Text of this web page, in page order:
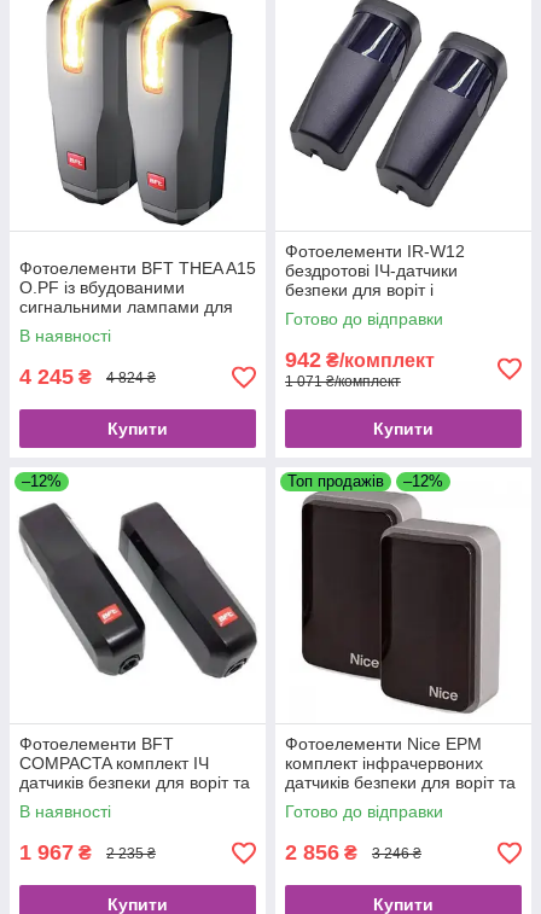
Фотоелементи BFT THEA A15
O.PF із вбудованими
сигнальними лампами для
воріт та шлагбаумів до 20м.
В наявності
4 245 ₴ 4 824 ₴
Купити
Фотоелементи IR-W12
бездротові ІЧ-датчики
безпеки для воріт і
шлагбаумів
Готово до відправки
942 ₴/комплект
1 071 ₴/комплект
Купити
–12%
Фотоелементи BFT
COMPACTA комплект ІЧ
датчиків безпеки для воріт та
шлагбаумів до 30м
В наявності
1 967 ₴ 2 235 ₴
Купити
Топ продажів –12%
Фотоелементи Nice EPM
комплект інфрачервоних
датчиків безпеки для воріт та
шлагбаумів
Готово до відправки
2 856 ₴ 3 246 ₴
Купити